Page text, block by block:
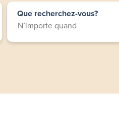
Programmes de
perfectionnement
des employés
Que recherchez-vous?